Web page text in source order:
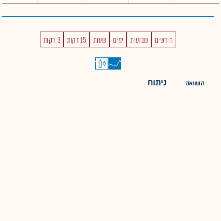
חודשים שבועות ימים שעות 15 דקות 3 דקות
השוואה ניתוח